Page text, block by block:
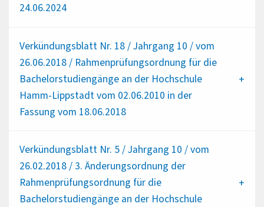
24.06.2024
Verkündungsblatt Nr. 18 / Jahrgang 10 / vom
26.06.2018 / Rahmenprüfungsordnung für die
Bachelorstudiengänge an der Hochschule
Hamm-Lippstadt vom 02.06.2010 in der
Fassung vom 18.06.2018
Verkündungsblatt Nr. 5 / Jahrgang 10 / vom
26.02.2018 / 3. Änderungsordnung der
Rahmenprüfungsordnung für die
Bachelorstudiengänge an der Hochschule